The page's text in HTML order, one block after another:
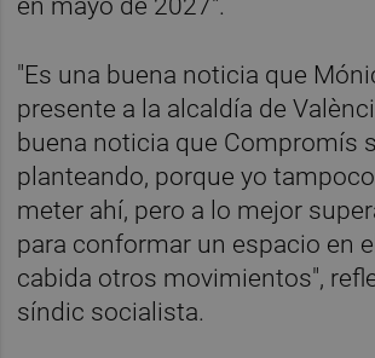
en mayo de 2027".
"Es una buena noticia que
presente a la alcaldía de
buena noticia que Compromís
planteando, porque yo
meter ahí, pero a lo mejor
para conformar un espacio en
cabida otros movimientos",
síndic socialista.